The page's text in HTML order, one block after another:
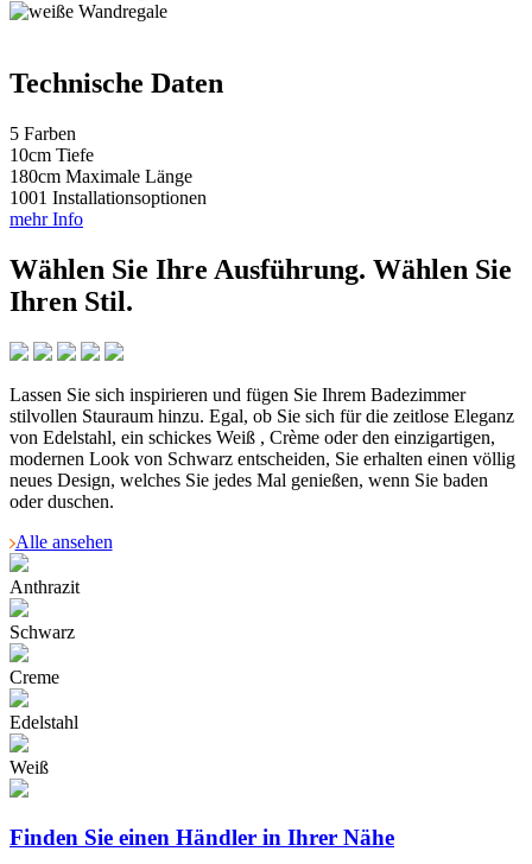
Technische Daten
5 Farben
10cm Tiefe
180cm Maximale Länge
1001 Installationsoptionen
mehr Info
Wählen Sie Ihre Ausführung. Wählen Sie
Ihren Stil.
Lassen Sie sich inspirieren und fügen Sie Ihrem Badezimmer
stilvollen Stauraum hinzu. Egal, ob Sie sich für die zeitlose Eleganz
von Edelstahl, ein schickes Weiß , Crème oder den einzigartigen,
modernen Look von Schwarz entscheiden, Sie erhalten einen völlig
neues Design, welches Sie jedes Mal genießen, wenn Sie baden
oder duschen.
Alle ansehen
Anthrazit
Schwarz
Creme
Edelstahl
Weiß
Finden Sie einen Händler in Ihrer Nähe